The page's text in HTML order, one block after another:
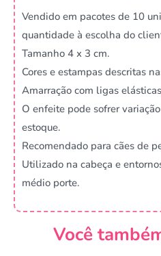
Vendido em pacotes de 10
quantidade à escolha do
Tamanho 4 x 3 cm.
Cores e estampas descritas
Amarração com ligas
O enfeite pode sofrer
estoque.
Recomendado para cães de
Utilizado na cabeça e
médio porte.
Você